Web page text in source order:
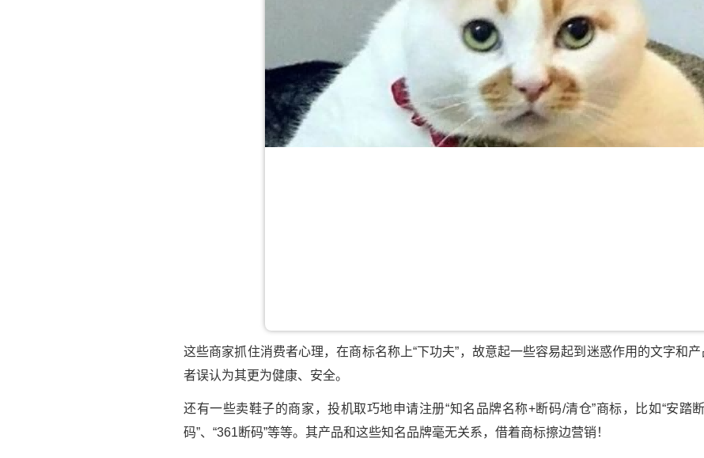
这些商家抓住消费者心理，在商标名称上“下功夫”，故意起一些容易起到迷惑作用的文字和
者误认为其更为健康、安全。
还有一些卖鞋子的商家，投机取巧地申请注册“知名品牌名称+断码/清仓”商标，比如“安踏
码”、“361断码”等等。其产品和这些知名品牌毫无关系，借着商标擦边营销！